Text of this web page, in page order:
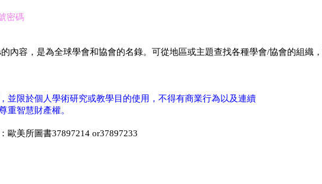
密碼
的內容，是為全球學會和協會的名錄。可從地區或主題查找各種學會/協會的組織
並限於個人學術研究或教學目的使用，不得有商業行為以及連續
重智慧財產權。
歐美所圖書37897214 or37897233